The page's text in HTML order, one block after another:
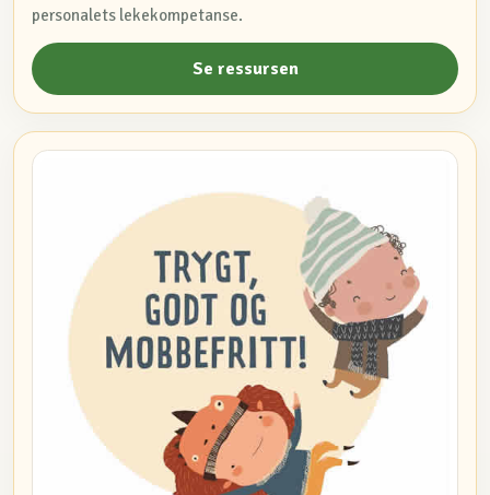
personalets lekekompetanse.
Se ressursen